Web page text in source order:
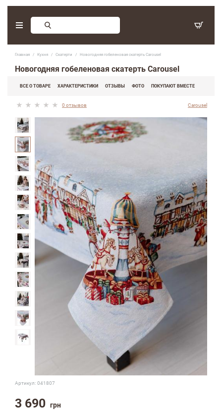
Главная Кухня Скатерти Новогодняя гобеленовая скатерть Carousel
Новогодняя гобеленовая скатерть Carousel
ВСЕ О ТОВАРЕ ХАРАКТЕРИСТИКИ ОТЗЫВЫ ФОТО ПОКУПАЮТ ВМЕСТЕ
0 отзывов Carousel
Артикул: 041807
3 690 грн
Заказ обратного звонка
(097) 416-90-33 ,
(066) 339-07-15